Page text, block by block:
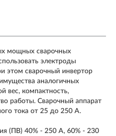
мощных сварочных
электроды
этом сварочный инвертор
аналогичных
вес, компактность,
работы. Сварочный аппарат
тока от 25 до 250 А.
(ПВ) 40% - 250 A, 60% - 230